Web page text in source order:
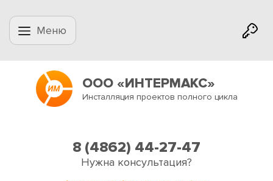
Меню
ООО «ИНТЕРМАКС»
Инсталляция проектов полного цикла
8 (4862) 44-27-47
Нужна консультация?